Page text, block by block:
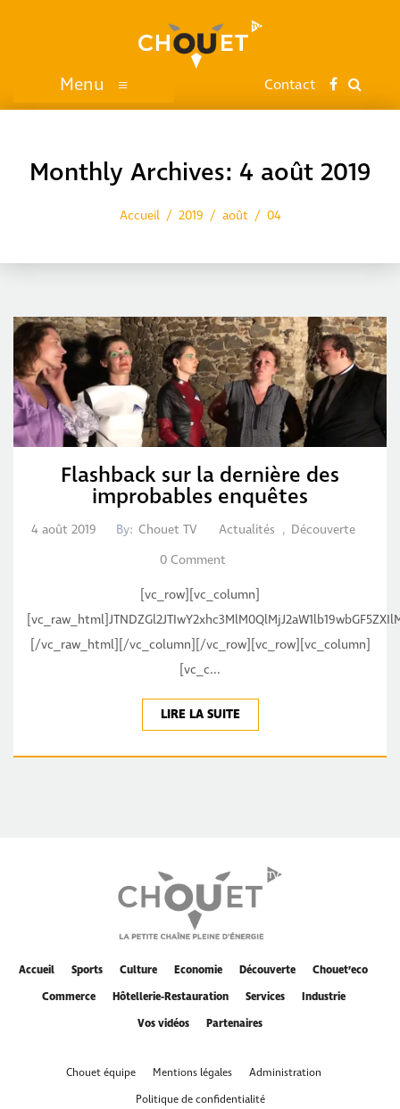
Menu ≡ Contact
Monthly Archives: 4 août 2019
Accueil 2019 août 04
Flashback sur la dernière des
improbables enquêtes
4 août 2019 By: Chouet TV Actualités , Découverte
0 Comment
[vc_row][vc_column]
[/vc_raw_html][/vc_column][/vc_row][vc_row][vc_column]
[vc_c...
LIRE LA SUITE
Accueil Sports Culture Economie Découverte
Chouet’eco
Commerce
Hôtellerie-Restauration Services
Industrie
Vos vidéos
Partenaires
Chouet équipe Mentions légales
Administration
Politique de confidentialité